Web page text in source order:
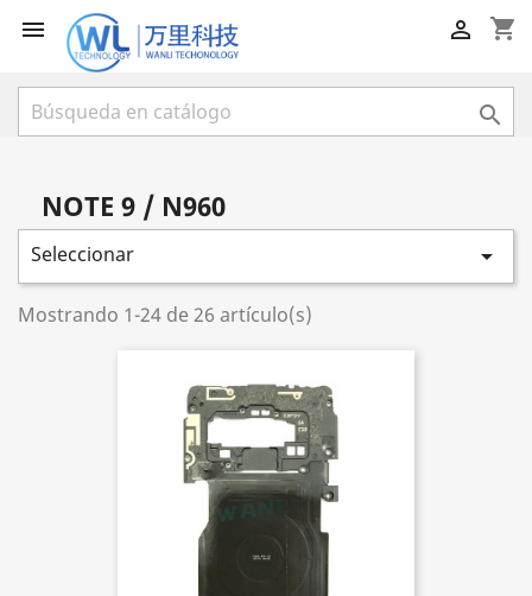
 shopping_cart


NOTE 9 / N960
Seleccionar 
Mostrando 1-24 de 26 artículo(s)